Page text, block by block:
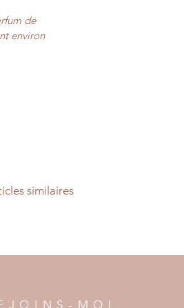
de
environ
similaires
MOI